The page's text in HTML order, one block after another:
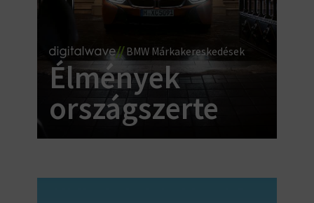
BMW Márkakereskedések
Élmények
országszerte